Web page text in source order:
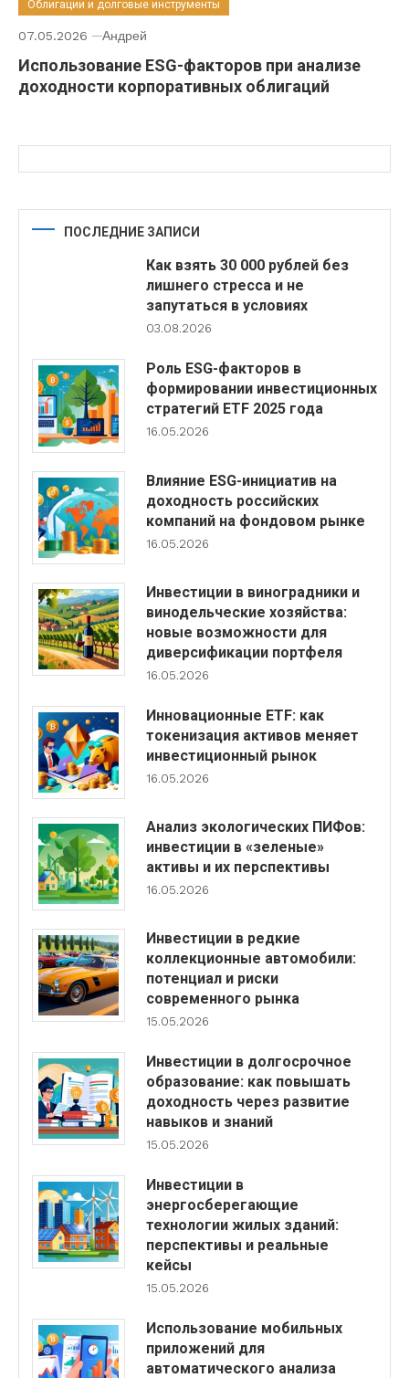
Облигации и долговые инструменты
07.05.2026 Андрей
Использование ESG-факторов при анализе
доходности корпоративных облигаций
ПОСЛЕДНИЕ ЗАПИСИ
Как взять 30 000 рублей без
лишнего стресса и не
запутаться в условиях
03.08.2026
Роль ESG-факторов в
формировании инвестиционных
стратегий ETF 2025 года
16.05.2026
Влияние ESG-инициатив на
доходность российских
компаний на фондовом рынке
16.05.2026
Инвестиции в виноградники и
винодельческие хозяйства:
новые возможности для
диверсификации портфеля
16.05.2026
Инновационные ETF: как
токенизация активов меняет
инвестиционный рынок
16.05.2026
Анализ экологических ПИФов:
инвестиции в «зеленые»
активы и их перспективы
16.05.2026
Инвестиции в редкие
коллекционные автомобили:
потенциал и риски
современного рынка
15.05.2026
Инвестиции в долгосрочное
образование: как повышать
доходность через развитие
навыков и знаний
15.05.2026
Инвестиции в
энергосберегающие
технологии жилых зданий:
перспективы и реальные
кейсы
15.05.2026
Использование мобильных
приложений для
автоматического анализа